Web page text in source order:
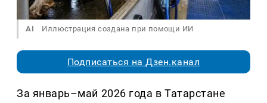
AI Иллюстрация создана при помощи ИИ
Подписаться на Дзен.канал
За январь–май 2026 года в Татарстане